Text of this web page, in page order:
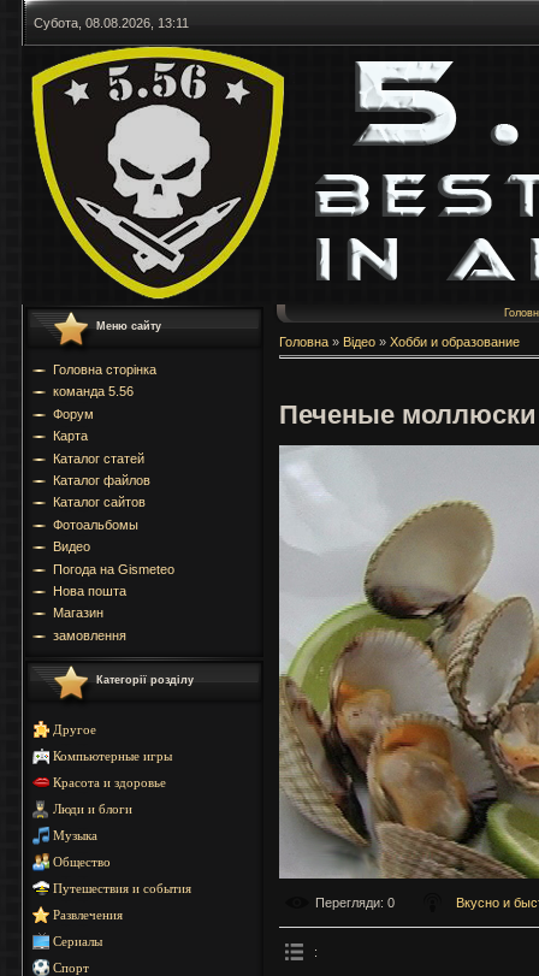
Субота, 08.08.2026, 13:11
Меню сайту
Головна сторінка
команда 5.56
Форум
Карта
Каталог статей
Каталог файлов
Каталог сайтов
Фотоальбомы
Видео
Погода на Gismeteo
Нова пошта
Магазин
замовлення
Категорії розділу
Другое
Компьютерные игры
Красота и здоровье
Люди и блоги
Музыка
Общество
Путешествия и события
Развлечения
Сериалы
Спорт
Головна » Відео » Хобби и образование
Печеные
Перегляди: 0 Вкусно и
: